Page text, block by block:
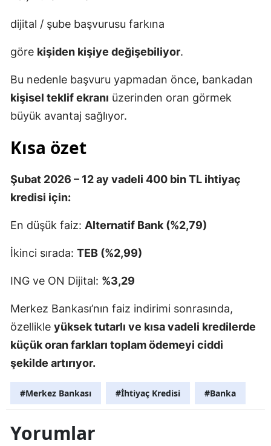
dijital / şube başvurusu farkına
göre kişiden kişiye değişebiliyor.
Bu nedenle başvuru yapmadan önce, bankadan
kişisel teklif ekranı üzerinden oran görmek
büyük avantaj sağlıyor.
Kısa özet
Şubat 2026 – 12 ay vadeli 400 bin TL ihtiyaç
kredisi için:
En düşük faiz: Alternatif Bank (%2,79)
İkinci sırada: TEB (%2,99)
ING ve ON Dijital: %3,29
Merkez Bankası’nın faiz indirimi sonrasında,
özellikle yüksek tutarlı ve kısa vadeli kredilerde
küçük oran farkları toplam ödemeyi ciddi
şekilde artırıyor.
#Merkez Bankası #İhtiyaç Kredisi #Banka
Yorumlar